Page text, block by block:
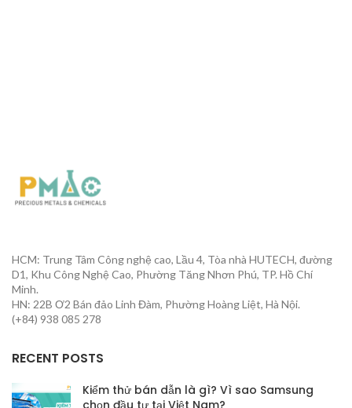
HCM: Trung Tâm Công nghệ cao, Lầu 4, Tòa nhà HUTECH, đường
D1, Khu Công Nghệ Cao, Phường Tăng Nhơn Phú, TP. Hồ Chí
Minh.
HN: 22B Ơ2 Bán đảo Linh Đàm, Phường Hoàng Liệt, Hà Nội.
(+84) 938 085 278
RECENT POSTS
Kiểm thử bán dẫn là gì? Vì sao Samsung
chọn đầu tư tại Việt Nam?